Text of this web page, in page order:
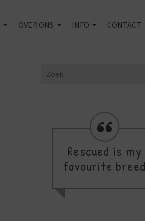
OVER ONS INFO CONTACT
Search
Rescued is my
favourite breed